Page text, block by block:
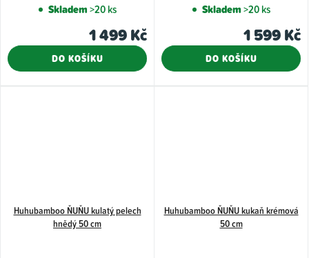
Skladem>20 ks
1 499 Kč
DO KOŠÍKU
Skladem>20 ks
1 599 Kč
DO KOŠÍKU
Huhubamboo ŇUŇU kulatý pelech
hnědý 50 cm
Huhubamboo ŇUŇU kukaň krémová
50 cm